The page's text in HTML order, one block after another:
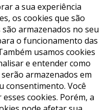
a sua experiência
os cookies que são
armazenados no seu
o funcionamento das
usamos cookies
e entender como
armazenados em
consentimento. Você
cookies. Porém, a